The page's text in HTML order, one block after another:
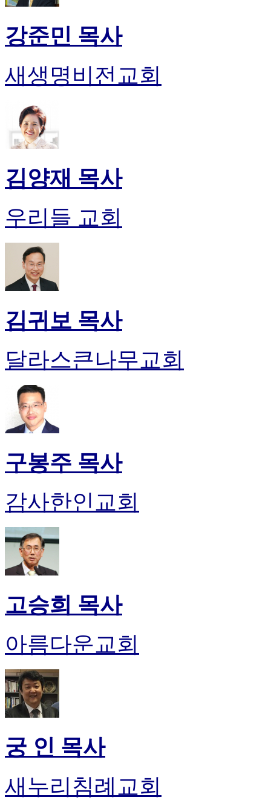
입
클
럽
실
시
채
팅
클
럽
머
판
북
최
신
렌
트
이
트
후
미
프
후
기
출
비
센
터
토
끼
프
진
후
기
프
진
국
미
강준민 목사
새생명비전교회
김양재 목사
우리들 교회
김귀보 목사
달라스큰나무교회
구봉주 목사
감사한인교회
고승희 목사
아름다운교회
궁 인 목사
새누리침례교회